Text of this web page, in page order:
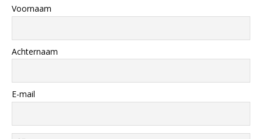
Voornaam
Achternaam
E-mail